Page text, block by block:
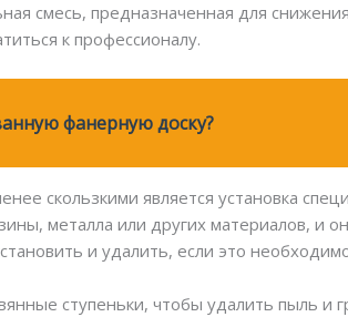
смесь, предназначенная для
к профессионалу.
фанерную доску?
скользкими является установка
металла или других материалов, и
и удалить, если это
ступеньки, чтобы удалить пыль и